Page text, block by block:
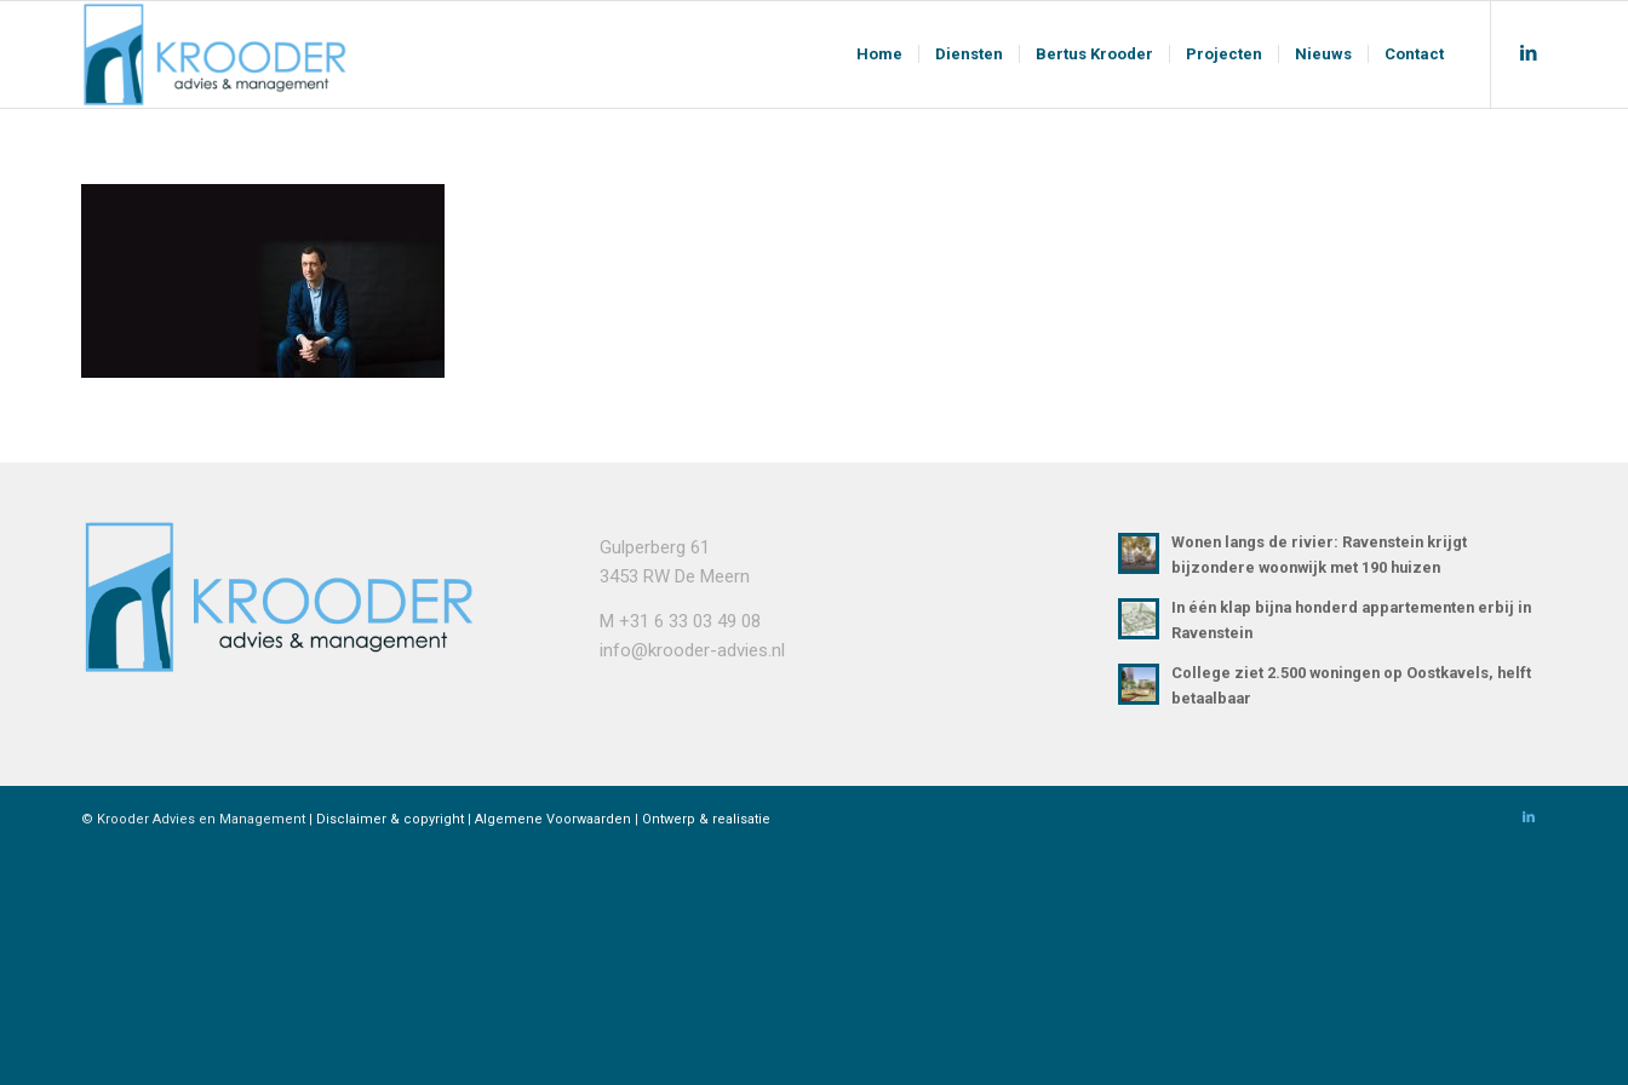
Home Diensten Bertus Krooder Projecten Nieuws Contact
Gulperberg 61
3453 RW De Meern
M +31 6 33 03 49 08
info@krooder-advies.nl
Wonen langs de rivier: Ravenstein krijgt
bijzondere woonwijk met 190 huizen
In één klap bijna honderd appartementen erbij in
Ravenstein
College ziet 2.500 woningen op Oostkavels, helft
betaalbaar
© Krooder Advies en Management | Disclaimer & copyright | Algemene Voorwaarden | Ontwerp & realisatie